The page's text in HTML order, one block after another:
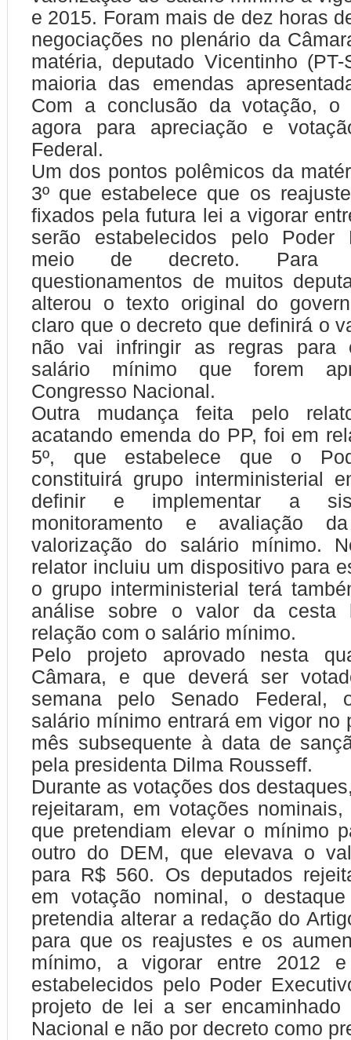
e 2015. Foram mais de dez horas
negociações no plenário da
matéria, deputado Vicentinho
maioria das emendas
Com a conclusão da votação, o
agora para apreciação e
Federal.
Um dos pontos polêmicos da
3º que estabelece que os
fixados pela futura lei a vigorar
serão estabelecidos pelo Poder
meio de decreto. Para
questionamentos de muitos
alterou o texto original do
claro que o decreto que definirá o
não vai infringir as regras para
salário mínimo que forem
Congresso Nacional.
Outra mudança feita pelo
acatando emenda do PP, foi em
5º, que estabelece que o
constituirá grupo interministerial
definir e implementar a
monitoramento e avaliação
valorização do salário mínimo.
relator incluiu um dispositivo para
o grupo interministerial terá
análise sobre o valor da cesta
relação com o salário mínimo.
Pelo projeto aprovado nesta
Câmara, e que deverá ser
semana pelo Senado Federal,
salário mínimo entrará em vigor no
mês subsequente à data de
pela presidenta Dilma Rousseff.
Durante as votações dos
rejeitaram, em votações
que pretendiam elevar o mínimo
outro do DEM, que elevava o
para R$ 560. Os deputados
em votação nominal, o
pretendia alterar a redação do
para que os reajustes e os
mínimo, a vigorar entre 2012
estabelecidos pelo Poder
projeto de lei a ser encaminhado
Nacional e não por decreto como